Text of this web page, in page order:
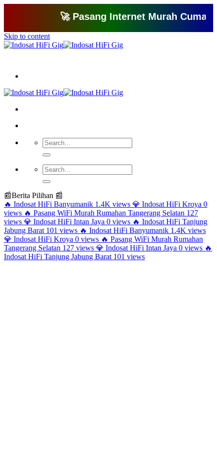
🚀 Pasang Internet Murah Cuma 150
Skip to content
📰Berita Pilihan 📰
🔥 Indosat HiFi Banyumanik 1.4K views 💎 Indosat HiFi Kroya 0
views 🔥 Pasang WiFi Murah Rumahan Tangerang Selatan 127
views 💎 Indosat HiFi Intan Jaya 0 views 🔥 Indosat HiFi Tanjung
Jabung Barat 101 views 🔥 Indosat HiFi Banyumanik 1.4K views
💎 Indosat HiFi Kroya 0 views 🔥 Pasang WiFi Murah Rumahan
Tangerang Selatan 127 views 💎 Indosat HiFi Intan Jaya 0 views 🔥
Indosat HiFi Tanjung Jabung Barat 101 views